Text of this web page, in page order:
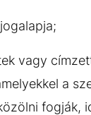
vagy
a
fogják,